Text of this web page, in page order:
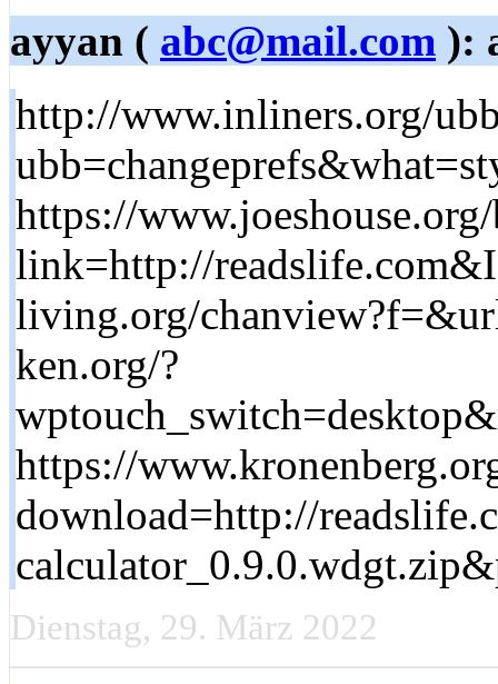
ayyan ( abc@mail.com ):
http://www.inliners.org/
https://
link=http://
living.org/
ken.org/?
https://
download=http://
Dienstag, 29. März 2022